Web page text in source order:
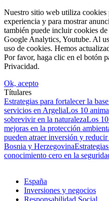
Nuestro sitio web utiliza cookies
experiencia y para mostrar
también puede incluir cookies
Google Analytics, Youtube. Al
uso de cookies. Hemos
Por favor, haga clic en el botón
Privacidad.
Ok, acepto
Títulares
Estrategias para fortalecer la
servicios en ArgeliaLos 10
sobrevivir en la naturalezaLos
mejoras en la protección
pueden atraer inversión y
Bosnia y Herzegovina
conocimiento cero en la
España
Inversiones y negocios
Responsabilidad Social